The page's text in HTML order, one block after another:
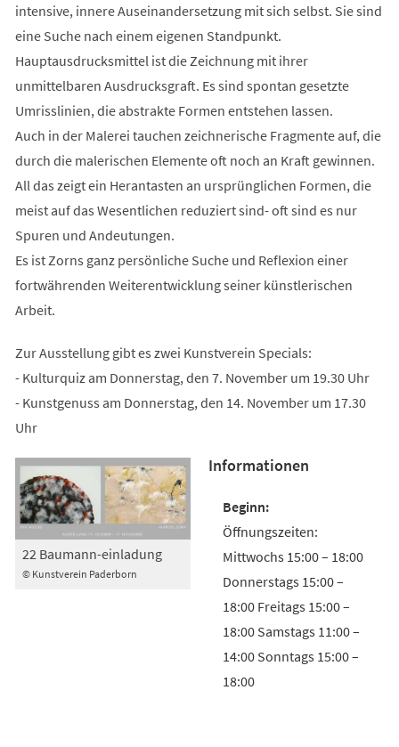
intensive, innere Auseinandersetzung mit sich selbst. Sie sind
eine Suche nach einem eigenen Standpunkt.
Hauptausdrucksmittel ist die Zeichnung mit ihrer
unmittelbaren Ausdrucksgraft. Es sind spontan gesetzte
Umrisslinien, die abstrakte Formen entstehen lassen.
Auch in der Malerei tauchen zeichnerische Fragmente auf, die
durch die malerischen Elemente oft noch an Kraft gewinnen.
All das zeigt ein Herantasten an ursprünglichen Formen, die
meist auf das Wesentlichen reduziert sind- oft sind es nur
Spuren und Andeutungen.
Es ist Zorns ganz persönliche Suche und Reflexion einer
fortwährenden Weiterentwicklung seiner künstlerischen
Arbeit.
Zur Ausstellung gibt es zwei Kunstverein Specials:
- Kulturquiz am Donnerstag, den 7. November um 19.30 Uhr
- Kunstgenuss am Donnerstag, den 14. November um 17.30
Uhr
© Kunstverein Paderborn
22 Baumann-einladung
Informationen
Öffnungszeiten:
Mittwochs 15:00 – 18:00
Donnerstags 15:00 –
18:00 Freitags 15:00 –
18:00 Samstags 11:00 –
14:00 Sonntags 15:00 –
18:00